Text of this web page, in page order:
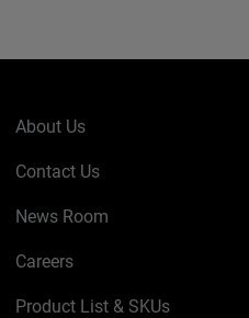
About Us
Contact Us
News Room
Careers
Product List & SKUs